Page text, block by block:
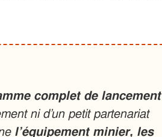
complet de lancement
ni d’un petit partenariat
l’équipement minier, les